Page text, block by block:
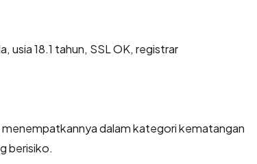
usia 18.1 tahun, SSL OK, registrar
dalam kategori kematangan
berisiko.